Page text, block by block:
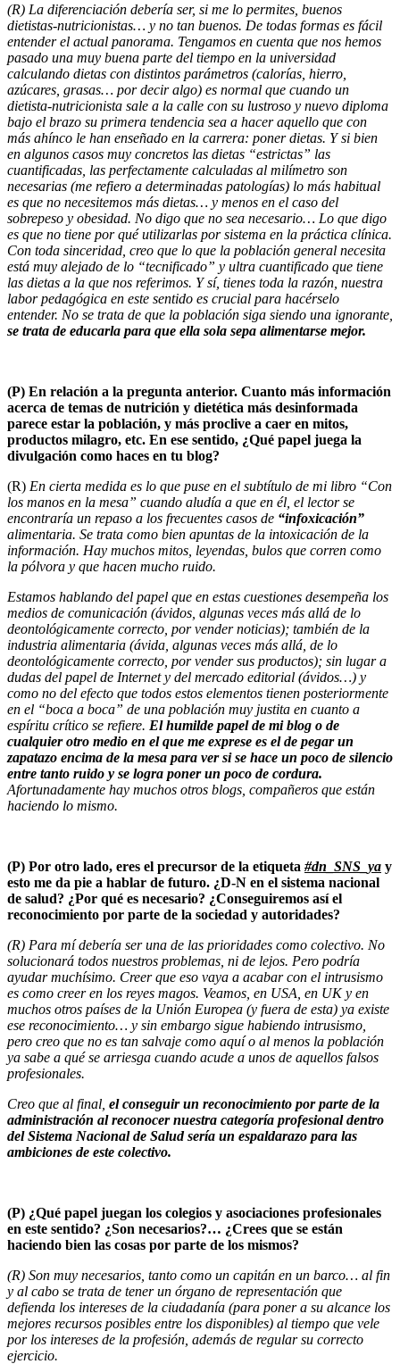
(R) La diferenciación debería ser, si me lo permites, buenos
dietistas-nutricionistas… y no tan buenos. De todas formas es fácil
entender el actual panorama. Tengamos en cuenta que nos hemos
pasado una muy buena parte del tiempo en la universidad
calculando dietas con distintos parámetros (calorías, hierro,
azúcares, grasas… por decir algo) es normal que cuando un
dietista-nutricionista sale a la calle con su lustroso y nuevo diploma
bajo el brazo su primera tendencia sea a hacer aquello que con
más ahínco le han enseñado en la carrera: poner dietas. Y si bien
en algunos casos muy concretos las dietas “estrictas” las
cuantificadas, las perfectamente calculadas al milímetro son
necesarias (me refiero a determinadas patologías) lo más habitual
es que no necesitemos más dietas… y menos en el caso del
sobrepeso y obesidad. No digo que no sea necesario… Lo que digo
es que no tiene por qué utilizarlas por sistema en la práctica clínica.
Con toda sinceridad, creo que lo que la población general necesita
está muy alejado de lo “tecnificado” y ultra cuantificado que tiene
las dietas a la que nos referimos. Y sí, tienes toda la razón, nuestra
labor pedagógica en este sentido es crucial para hacérselo
entender. No se trata de que la población siga siendo una ignorante,
se trata de educarla para que ella sola sepa alimentarse mejor.
(P) En relación a la pregunta anterior. Cuanto más información
acerca de temas de nutrición y dietética más desinformada
parece estar la población, y más proclive a caer en mitos,
productos milagro, etc. En ese sentido, ¿Qué papel juega la
divulgación como haces en tu blog?
(R) En cierta medida es lo que puse en el subtítulo de mi libro “Con
los manos en la mesa” cuando aludía a que en él, el lector se
encontraría un repaso a los frecuentes casos de “infoxicación”
alimentaria. Se trata como bien apuntas de la intoxicación de la
información. Hay muchos mitos, leyendas, bulos que corren como
la pólvora y que hacen mucho ruido.
Estamos hablando del papel que en estas cuestiones desempeña los
medios de comunicación (ávidos, algunas veces más allá de lo
deontológicamente correcto, por vender noticias); también de la
industria alimentaria (ávida, algunas veces más allá, de lo
deontológicamente correcto, por vender sus productos); sin lugar a
dudas del papel de Internet y del mercado editorial (ávidos…) y
como no del efecto que todos estos elementos tienen posteriormente
en el “boca a boca” de una población muy justita en cuanto a
espíritu crítico se refiere. El humilde papel de mi blog o de
cualquier otro medio en el que me exprese es el de pegar un
zapatazo encima de la mesa para ver si se hace un poco de silencio
entre tanto ruido y se logra poner un poco de cordura.
Afortunadamente hay muchos otros blogs, compañeros que están
haciendo lo mismo.
(P) Por otro lado, eres el precursor de la etiqueta #dn_SNS_ya y
esto me da pie a hablar de futuro. ¿D-N en el sistema nacional
de salud? ¿Por qué es necesario? ¿Conseguiremos así el
reconocimiento por parte de la sociedad y autoridades?
(R) Para mí debería ser una de las prioridades como colectivo. No
solucionará todos nuestros problemas, ni de lejos. Pero podría
ayudar muchísimo. Creer que eso vaya a acabar con el intrusismo
es como creer en los reyes magos. Veamos, en USA, en UK y en
muchos otros países de la Unión Europea (y fuera de esta) ya existe
ese reconocimiento… y sin embargo sigue habiendo intrusismo,
pero creo que no es tan salvaje como aquí o al menos la población
ya sabe a qué se arriesga cuando acude a unos de aquellos falsos
profesionales.
Creo que al final, el conseguir un reconocimiento por parte de la
administración al reconocer nuestra categoría profesional dentro
del Sistema Nacional de Salud sería un espaldarazo para las
ambiciones de este colectivo.
(P) ¿Qué papel juegan los colegios y asociaciones profesionales
en este sentido? ¿Son necesarios?… ¿Crees que se están
haciendo bien las cosas por parte de los mismos?
(R) Son muy necesarios, tanto como un capitán en un barco… al fin
y al cabo se trata de tener un órgano de representación que
defienda los intereses de la ciudadanía (para poner a su alcance los
mejores recursos posibles entre los disponibles) al tiempo que vele
por los intereses de la profesión, además de regular su correcto
ejercicio.